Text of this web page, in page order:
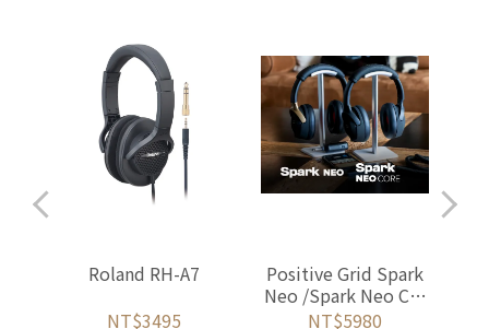
Roland RH-A7
NT$3495
Positive Grid Spark
Neo /Spark Neo Cor
e 無線/有線藍芽耳罩
NT$5980